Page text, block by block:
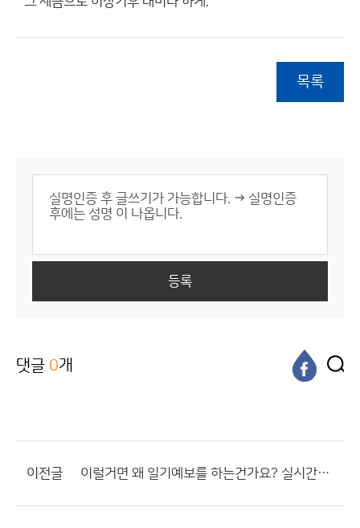
목록
등록
댓글 0개
이전글 이럴거면 왜 일기예보를 하는건가요? 실시간으로 에보가 바뀌니 실시간 상황이라고 하세요.